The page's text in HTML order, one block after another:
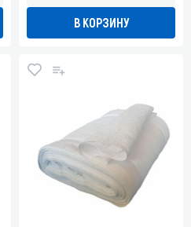
В КОРЗИНУ